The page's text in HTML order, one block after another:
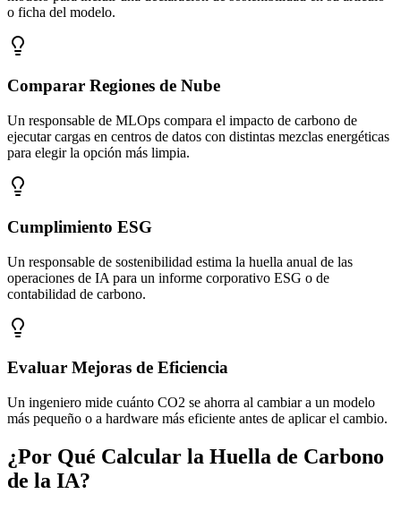
o ficha del modelo.
Comparar Regiones de Nube
Un responsable de MLOps compara el impacto de carbono de
ejecutar cargas en centros de datos con distintas mezclas energéticas
para elegir la opción más limpia.
Cumplimiento ESG
Un responsable de sostenibilidad estima la huella anual de las
operaciones de IA para un informe corporativo ESG o de
contabilidad de carbono.
Evaluar Mejoras de Eficiencia
Un ingeniero mide cuánto CO2 se ahorra al cambiar a un modelo
más pequeño o a hardware más eficiente antes de aplicar el cambio.
¿Por Qué Calcular la Huella de Carbono
de la IA?